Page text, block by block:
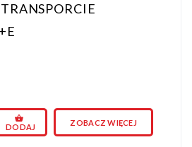
DODAJ ZOBACZ WIĘCEJ